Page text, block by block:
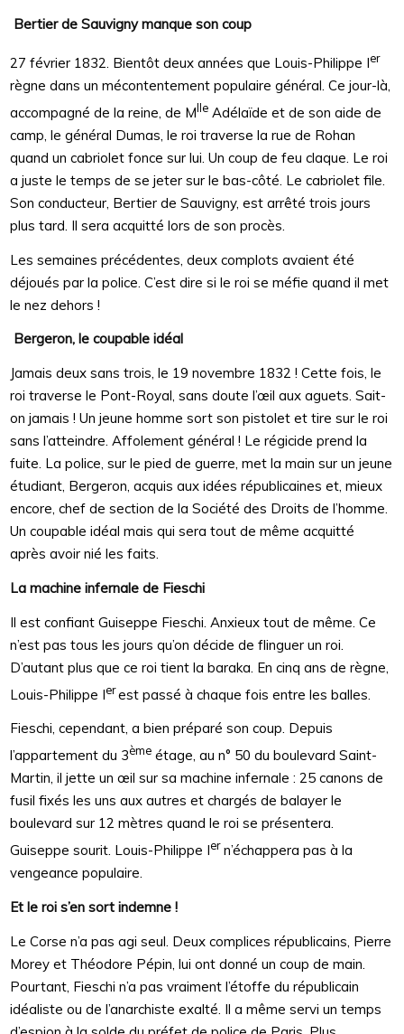
Bertier de Sauvigny manque son coup
27 février 1832. Bientôt deux années que Louis-Philippe Ier
règne dans un mécontentement populaire général. Ce jour-là,
accompagné de la reine, de Mlle Adélaïde et de son aide de
camp, le général Dumas, le roi traverse la rue de Rohan
quand un cabriolet fonce sur lui. Un coup de feu claque. Le roi
a juste le temps de se jeter sur le bas-côté. Le cabriolet file.
Son conducteur, Bertier de Sauvigny, est arrêté trois jours
plus tard. Il sera acquitté lors de son procès.
Les semaines précédentes, deux complots avaient été
déjoués par la police. C’est dire si le roi se méfie quand il met
le nez dehors !
Bergeron, le coupable idéal
Jamais deux sans trois, le 19 novembre 1832 ! Cette fois, le
roi traverse le Pont-Royal, sans doute l’œil aux aguets. Sait-
on jamais ! Un jeune homme sort son pistolet et tire sur le roi
sans l’atteindre. Affolement général ! Le régicide prend la
fuite. La police, sur le pied de guerre, met la main sur un jeune
étudiant, Bergeron, acquis aux idées républicaines et, mieux
encore, chef de section de la Société des Droits de l’homme.
Un coupable idéal mais qui sera tout de même acquitté
après avoir nié les faits.
La machine infernale de Fieschi
Il est confiant Guiseppe Fieschi. Anxieux tout de même. Ce
n’est pas tous les jours qu’on décide de flinguer un roi.
D’autant plus que ce roi tient la baraka. En cinq ans de règne,
Louis-Philippe Ierest passé à chaque fois entre les balles.
Fieschi, cependant, a bien préparé son coup. Depuis
l’appartement du 3ème étage, au n° 50 du boulevard Saint-
Martin, il jette un œil sur sa machine infernale : 25 canons de
fusil fixés les uns aux autres et chargés de balayer le
boulevard sur 12 mètres quand le roi se présentera.
Guiseppe sourit. Louis-Philippe Ier n’échappera pas à la
vengeance populaire.
Et le roi s’en sort indemne !
Le Corse n’a pas agi seul. Deux complices républicains, Pierre
Morey et Théodore Pépin, lui ont donné un coup de main.
Pourtant, Fieschi n’a pas vraiment l’étoffe du républicain
idéaliste ou de l’anarchiste exalté. Il a même servi un temps